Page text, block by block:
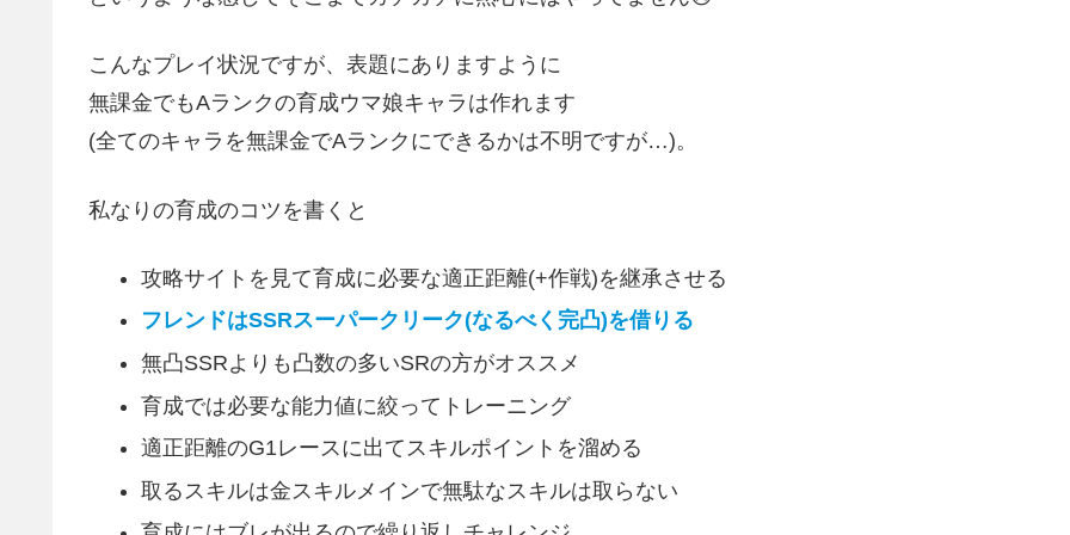
こんなプレイ状況ですが、表題にありますように
無課金でもAランクの育成ウマ娘キャラは作れます
(全てのキャラを無課金でAランクにできるかは不明ですが…)。
私なりの育成のコツを書くと
攻略サイトを見て育成に必要な適正距離(+作戦)を継承させる
フレンドはSSRスーパークリーク(なるべく完凸)を借りる
無凸SSRよりも凸数の多いSRの方がオススメ
育成では必要な能力値に絞ってトレーニング
適正距離のG1レースに出てスキルポイントを溜める
取るスキルは金スキルメインで無駄なスキルは取らない